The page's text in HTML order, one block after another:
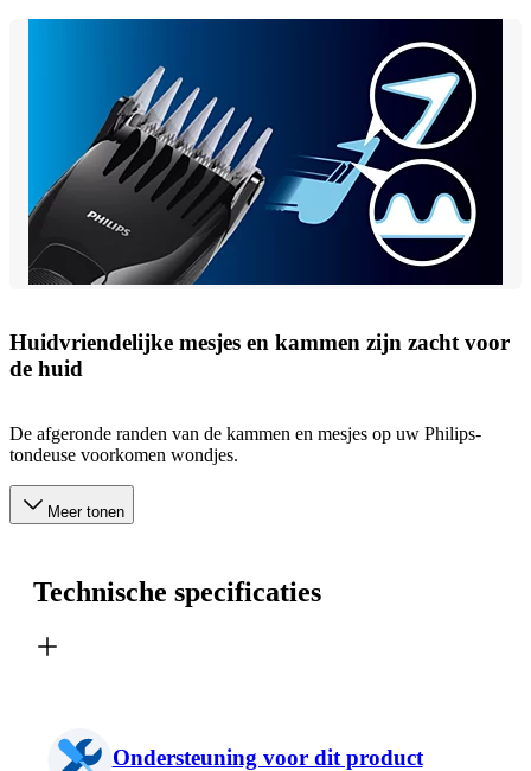
Huidvriendelijke mesjes en kammen zijn zacht voor
de huid
De afgeronde randen van de kammen en mesjes op uw Philips-
tondeuse voorkomen wondjes.
Meer tonen
Technische specificaties
Ondersteuning voor dit product